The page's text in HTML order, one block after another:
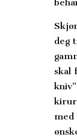
deg
skal
med